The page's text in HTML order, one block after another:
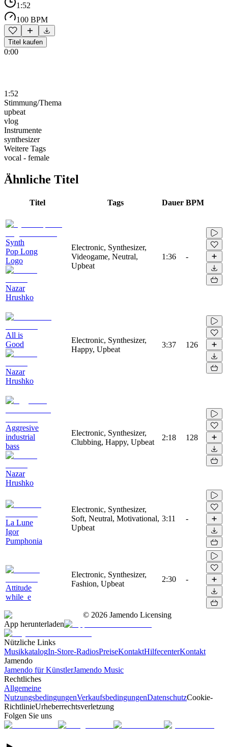
1:52
100 BPM
Titel kaufen
0:00
1:52
Stimmung/Thema
upbeat
vlog
Instrumente
synthesizer
Weitere Tags
vocal - female
Ähnliche Titel
Titel Tags Dauer BPM
Synth
Pop Long
Logo
Nazar
Hrushko
Electronic, Synthesizer,
Videogame, Neutral,
Upbeat
1:36 -
All is
Good
Nazar
Hrushko
Electronic, Synthesizer,
Happy, Upbeat
3:37 126
Aggresive
industrial
bass
Nazar
Hrushko
Electronic, Synthesizer,
Clubbing, Happy, Upbeat
2:18 128
La Lune
Igor
Pumphonia
Electronic, Synthesizer,
Soft, Neutral, Motivational,
Upbeat
3:11 -
Attitude
while_e
Electronic, Synthesizer,
Fashion, Upbeat
2:30 -
© 2026 Jamendo Licensing
App herunterladen
Nützliche Links
MusikkatalogIn-Store-RadiosPreiseKontaktHilfecenterKontakt
Jamendo
Jamendo für KünstlerJamendo Music
Rechtliches
Allgemeine
NutzungsbedingungenVerkaufsbedingungenDatenschutzCookie-
RichtlinieUrheberrechtsverletzung
Folgen Sie uns